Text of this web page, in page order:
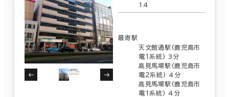
14
最寄駅
天文館通駅(鹿児島市
電１系統) 3分
高見馬場駅(鹿児島市
電２系統) 4分
高見馬場駅(鹿児島市
電１系統) 4分